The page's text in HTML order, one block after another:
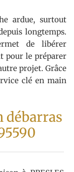
ardue, surtout
longtemps.
de libérer
pour le préparer
projet. Grâce
clé en main
débarras